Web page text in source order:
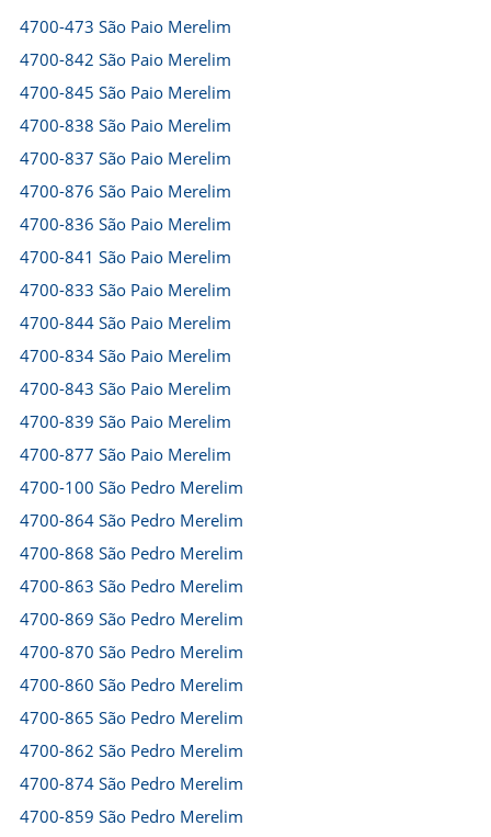
4700-473 São Paio Merelim
4700-842 São Paio Merelim
4700-845 São Paio Merelim
4700-838 São Paio Merelim
4700-837 São Paio Merelim
4700-876 São Paio Merelim
4700-836 São Paio Merelim
4700-841 São Paio Merelim
4700-833 São Paio Merelim
4700-844 São Paio Merelim
4700-834 São Paio Merelim
4700-843 São Paio Merelim
4700-839 São Paio Merelim
4700-877 São Paio Merelim
4700-100 São Pedro Merelim
4700-864 São Pedro Merelim
4700-868 São Pedro Merelim
4700-863 São Pedro Merelim
4700-869 São Pedro Merelim
4700-870 São Pedro Merelim
4700-860 São Pedro Merelim
4700-865 São Pedro Merelim
4700-862 São Pedro Merelim
4700-874 São Pedro Merelim
4700-859 São Pedro Merelim